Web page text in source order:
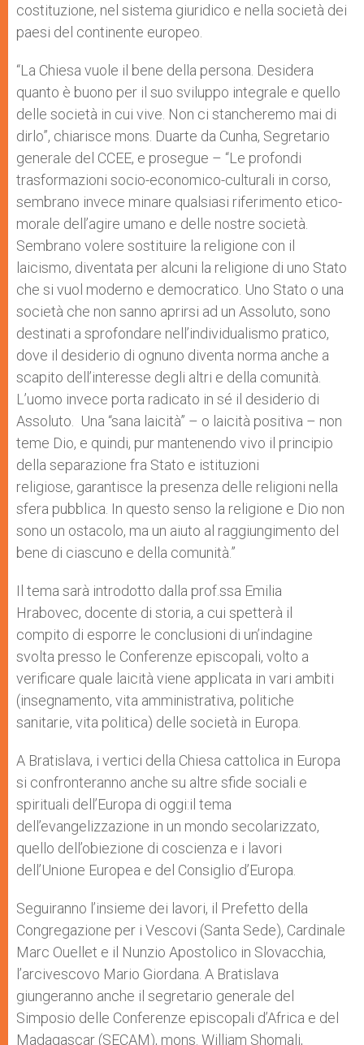
costituzione, nel sistema giuridico e nella società dei
paesi del continente europeo.
“La Chiesa vuole il bene della persona. Desidera
quanto è buono per il suo sviluppo integrale e quello
delle società in cui vive. Non ci stancheremo mai di
dirlo”, chiarisce mons. Duarte da Cunha, Segretario
generale del CCEE, e prosegue – “Le profondi
trasformazioni socio-economico-culturali in corso,
sembrano invece minare qualsiasi riferimento etico-
morale dell’agire umano e delle nostre società.
Sembrano volere sostituire la religione con il
laicismo, diventata per alcuni la religione di uno Stato
che si vuol moderno e democratico. Uno Stato o una
società che non sanno aprirsi ad un Assoluto, sono
destinati a sprofondare nell’individualismo pratico,
dove il desiderio di ognuno diventa norma anche a
scapito dell’interesse degli altri e della comunità.
L’uomo invece porta radicato in sé il desiderio di
Assoluto. Una “sana laicità” – o laicità positiva – non
teme Dio, e quindi, pur mantenendo vivo il principio
della separazione fra Stato e istituzioni
religiose, garantisce la presenza delle religioni nella
sfera pubblica. In questo senso la religione e Dio non
sono un ostacolo, ma un aiuto al raggiungimento del
bene di ciascuno e della comunità.”
Il tema sarà introdotto dalla prof.ssa Emilia
Hrabovec, docente di storia, a cui spetterà il
compito di esporre le conclusioni di un’indagine
svolta presso le Conferenze episcopali, volto a
verificare quale laicità viene applicata in vari ambiti
(insegnamento, vita amministrativa, politiche
sanitarie, vita politica) delle società in Europa.
A Bratislava, i vertici della Chiesa cattolica in Europa
si confronteranno anche su altre sfide sociali e
spirituali dell’Europa di oggi:il tema
dell’evangelizzazione in un mondo secolarizzato,
quello dell’obiezione di coscienza e i lavori
dell’Unione Europea e del Consiglio d’Europa.
Seguiranno l’insieme dei lavori, il Prefetto della
Congregazione per i Vescovi (Santa Sede), Cardinale
Marc Ouellet e il Nunzio Apostolico in Slovacchia,
l’arcivescovo Mario Giordana. A Bratislava
giungeranno anche il segretario generale del
Simposio delle Conferenze episcopali d’Africa e del
Madagascar (SECAM), mons. William Shomali,